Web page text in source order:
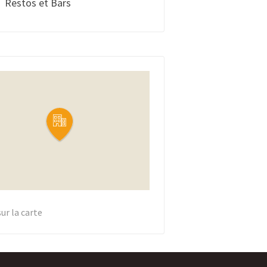
la carte